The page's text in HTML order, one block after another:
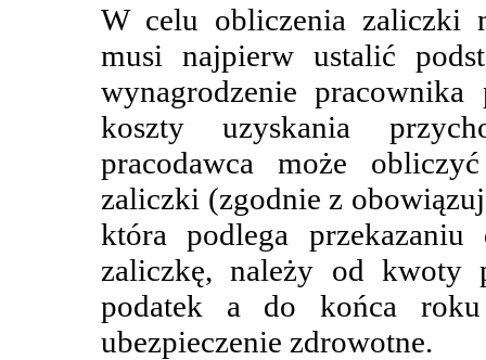
W celu obliczenia zaliczki
musi najpierw ustalić
wynagrodzenie
koszty uzyskania
pracodawca może
zaliczki (zgodnie z
która podlega
zaliczkę, należy od kwoty
podatek a do końca
ubezpieczenie zdrowotne.